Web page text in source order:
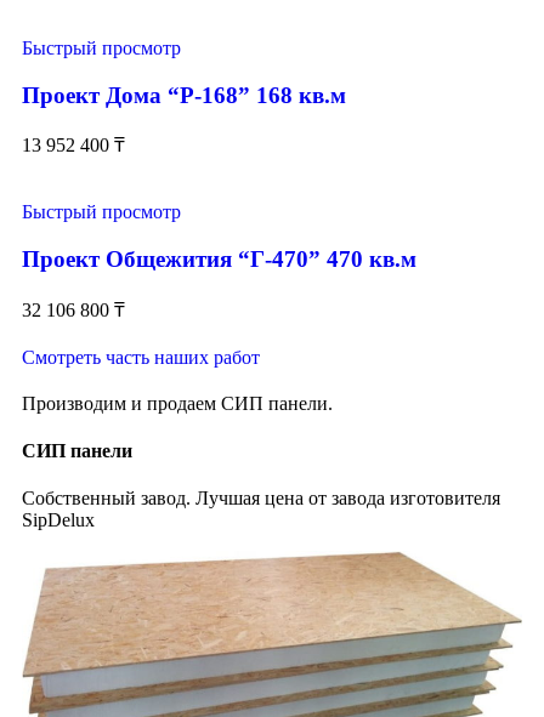
Быстрый просмотр
Проект Дома “Р-168” 168 кв.м
13 952 400 ₸
Быстрый просмотр
Проект Общежития “Г-470” 470 кв.м
32 106 800 ₸
Смотреть часть наших работ
Производим и продаем СИП панели.
СИП панели
Собственный завод. Лучшая цена от завода изготовителя
SipDelux